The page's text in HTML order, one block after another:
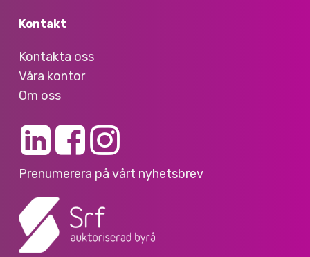
Kontakt
Kontakta oss
Våra kontor
Om oss
Prenumerera på vårt nyhetsbrev